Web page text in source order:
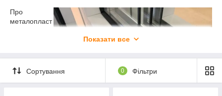
Про
металопласт
вироби з
алюмінію –
не так відомі,
Показати все
Сортування 0 Фільтри